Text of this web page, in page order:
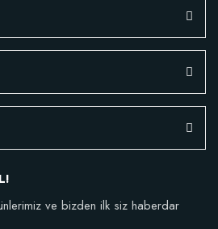
ve bizden ilk siz haberdar